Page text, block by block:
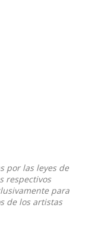
por las leyes de
respectivos
para
de los artistas